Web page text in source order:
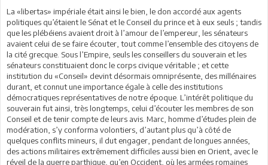
La «libertas» impériale était ainsi le bien, le don accordé aux agents
politiques qu’étaient le Sénat et le Conseil du prince et à eux seuls ; tandis
que les plébéiens avaient droit à l’amour de l’empereur, les sénateurs
avaient celui de se faire écouter, tout comme l’ensemble des citoyens de
la cité grecque. Sous l’Empire, seuls les conseillers du souverain et les
sénateurs constituaient donc le corps civique véritable ; et cette
institution du «Conseil» devint désormais omniprésente, des millénaires
durant, et connut une importance égale à celle des institutions
démocratiques représentatives de notre époque. L’intérêt politique du
souverain fut ainsi, très longtemps, celui d’écouter les membres de son
Conseil et de tenir compte de leurs avis. Marc, homme d’études plein de
modération, s’y conforma volontiers, d’autant plus qu’à côté de
quelques conflits mineurs, il dut engager, pendant de longues années,
des actions militaires extrêmement difficiles aussi bien en Orient, avec le
réveil de la guerre parthique, qu’en Occident, où les armées romaines